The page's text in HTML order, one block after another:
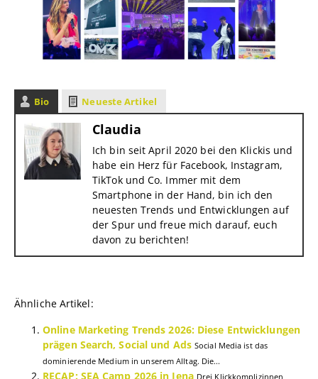
Bio Neueste Artikel
Claudia
Ich bin seit April 2020 bei den Klickis und
habe ein Herz für Facebook, Instagram,
TikTok und Co. Immer mit dem
Smartphone in der Hand, bin ich den
neuesten Trends und Entwicklungen auf
der Spur und freue mich darauf, euch
davon zu berichten!
Ähnliche Artikel:
Online Marketing Trends 2026: Diese Entwicklungen
prägen Search, Social und Ads Social Media ist das
dominierende Medium in unserem Alltag. Die...
RECAP: SEA Camp 2026 in Jena Drei Klickkomplizinnen,